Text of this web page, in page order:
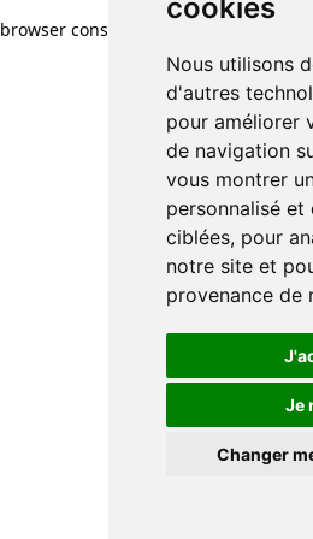
cookies
Nous utilisons
d'autres
pour améliorer
de navigation
vous montrer
personnalisé
ciblées, pour
notre site et
provenance de
Je
Changer
browser console for more information)